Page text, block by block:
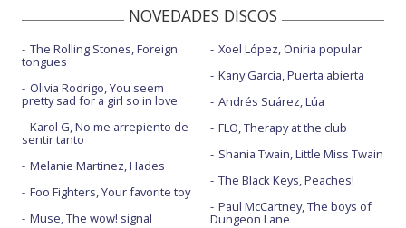
NOVEDADES DISCOS
The Rolling Stones, Foreign
tongues
Olivia Rodrigo, You seem
pretty sad for a girl so in love
Karol G, No me arrepiento de
sentir tanto
Melanie Martinez, Hades
Foo Fighters, Your favorite toy
Muse, The wow! signal
Xoel López, Oniria popular
Kany García, Puerta abierta
Andrés Suárez, Lúa
FLO, Therapy at the club
Shania Twain, Little Miss Twain
The Black Keys, Peaches!
Paul McCartney, The boys of
Dungeon Lane